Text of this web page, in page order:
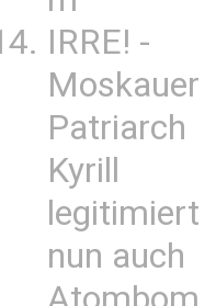
IRRE! -
Moskauer
Patriarch
Kyrill
legitimiert
nun auch